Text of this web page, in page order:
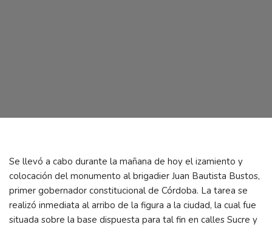
Se llevó a cabo durante la mañana de hoy el izamiento y
colocación del monumento al brigadier Juan Bautista Bustos,
primer gobernador constitucional de Córdoba. La tarea se
realizó inmediata al arribo de la figura a la ciudad, la cual fue
situada sobre la base dispuesta para tal fin en calles Sucre y